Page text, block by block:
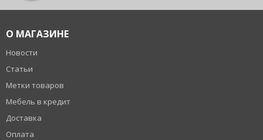
О МАГАЗИНЕ
Новости
Статьи
Метки товаров
Мебель в кредит
Доставка
Оплата